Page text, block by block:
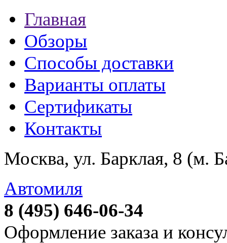
Главная
Обзоры
Способы доставки
Варианты оплаты
Сертификаты
Контакты
Москва, ул. Барклая, 8 (м.
Автомиля
8 (495) 646-06-34
Оформление заказа и